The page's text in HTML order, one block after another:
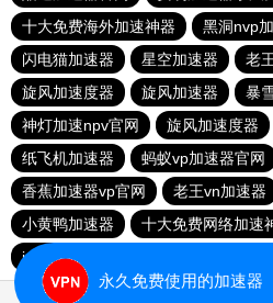
十大免费海外加速神器
黑洞nvp
闪电猫加速器
星空加速器 老
旋风加速度器
旋风加速器 暴
神灯加速npv官网
旋风加速度器
纸飞机加速器
蚂蚁vp加速器官网
香蕉加速器vp官网
老王vn加速器
小黄鸭加速器
十大免费网络加速
ios加速器
永久免费使用的加速器